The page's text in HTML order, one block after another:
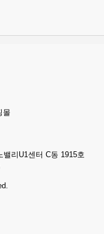
몰
리U1센터 C동 1915호